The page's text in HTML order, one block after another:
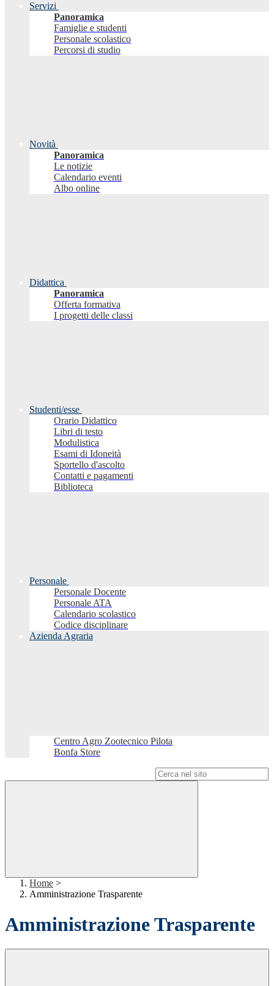
Servizi
Panoramica
Famiglie e studenti
Personale scolastico
Percorsi di studio
Novità
Panoramica
Le notizie
Calendario eventi
Albo online
Didattica
Panoramica
Offerta formativa
I progetti delle classi
Studenti/esse
Orario Didattico
Libri di testo
Modulistica
Esami di Idoneità
Sportello d'ascolto
Contatti e pagamenti
Biblioteca
Personale
Personale Docente
Personale ATA
Calendario scolastico
Codice disciplinare
Azienda Agraria
Centro Agro Zootecnico Pilota
Bonfa Store
Home >
Amministrazione Trasparente
Amministrazione Trasparente